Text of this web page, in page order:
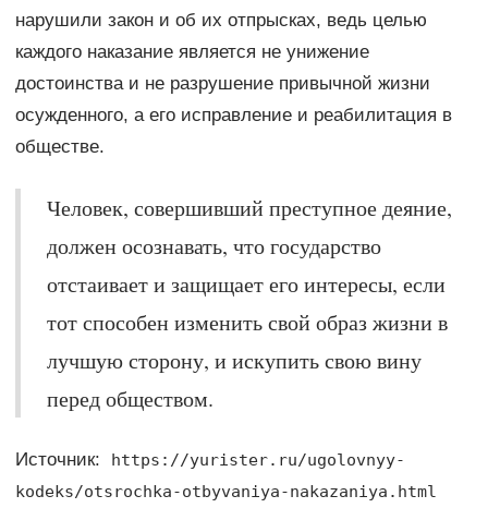
нарушили закон и об их отпрысках, ведь целью
каждого наказание является не унижение
достоинства и не разрушение привычной жизни
осужденного, а его исправление и реабилитация в
обществе.
Человек, совершивший преступное деяние,
должен осознавать, что государство
отстаивает и защищает его интересы, если
тот способен изменить свой образ жизни в
лучшую сторону, и искупить свою вину
перед обществом.
Источник:
https://yurister.ru/ugolovnyy-
kodeks/otsrochka-otbyvaniya-nakazaniya.html